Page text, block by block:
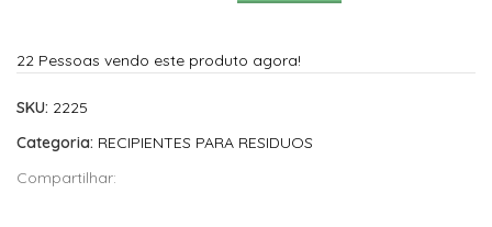
22 Pessoas vendo este produto agora!
SKU: 2225
Categoria: RECIPIENTES PARA RESIDUOS
Compartilhar: